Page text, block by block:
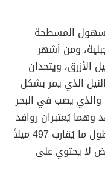
المسطحة
ومن أشهر
الأزرق، ويتحدان
الذي يمر بشكل
والذي يصب في البحر
وهما يُعتبران روافد
للنيل الأزرق والذي يمر عبر السودان بطول ما يُقارب 497 ميلاً
لا يحتوي على